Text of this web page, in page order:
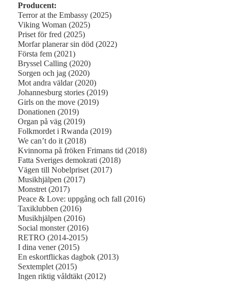
Producent:
Terror at the Embassy (2025)
Viking Woman (2025)
Priset för fred (2025)
Morfar planerar sin död (2022)
Första fem (2021)
Bryssel Calling (2020)
Sorgen och jag (2020)
Mot andra väldar (2020)
Johannesburg stories (2019)
Girls on the move (2019)
Donationen (2019)
Organ på väg (2019)
Folkmordet i Rwanda (2019)
We can’t do it (2018)
Kvinnorna på fröken Frimans tid (2018)
Fatta Sveriges demokrati (2018)
Vägen till Nobelpriset (2017)
Musikhjälpen (2017)
Monstret (2017)
Peace & Love: uppgång och fall (2016)
Taxiklubben (2016)
Musikhjälpen (2016)
Social monster (2016)
RETRO (2014-2015)
I dina vener (2015)
En eskortflickas dagbok (2013)
Sextemplet (2015)
Ingen riktig våldtäkt (2012)